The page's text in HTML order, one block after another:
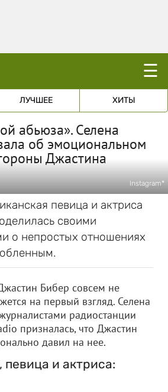
☰
ЛУЧШЕЕ ХИТЫ
абьюза». Селена
об эмоциональном
Джастина
Instagram*
певица и актриса
своими
о непростых отношениях
Бибер совсем не
на первый взгляд. Селена
радиостанции
призналась, что Джастин
давил на нее.
певица и актриса: